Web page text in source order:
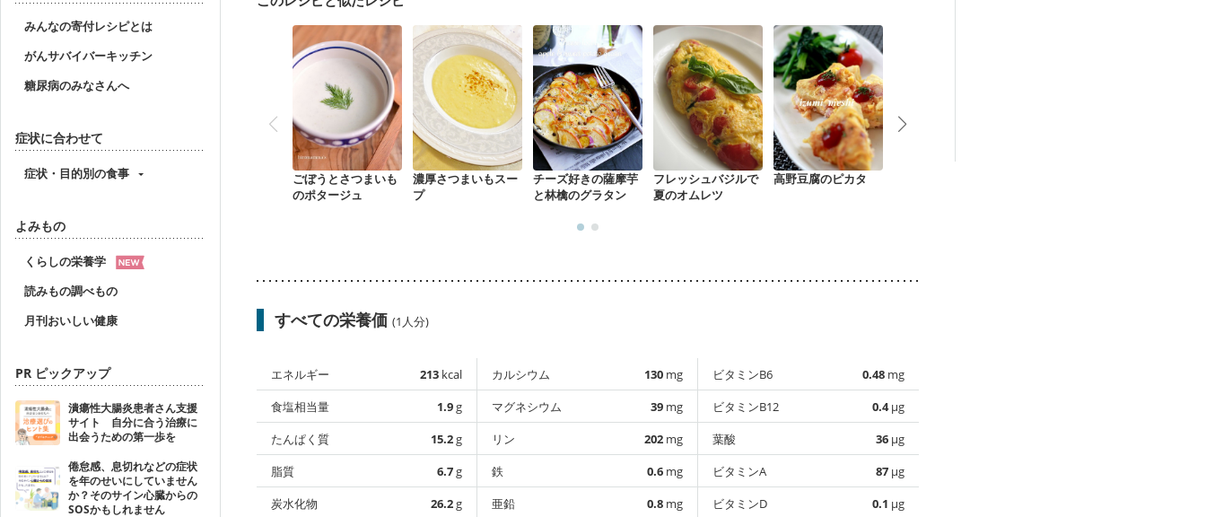
みんなの寄付レシピとは
がんサバイバーキッチン
糖尿病のみなさんへ
症状に合わせて
症状・目的別の食事
よみもの
くらしの栄養学
読みもの調べもの
月刊おいしい健康
PR ピックアップ
潰瘍性大腸炎患者さん支援
サイト 自分に合う治療に
出会うための第一歩を
倦怠感、息切れなどの症状
を年のせいにしていません
か？そのサイン心臓からの
SOSかもしれません
ごぼうとさつまいも
のポタージュ
濃厚さつまいもスー
プ
チーズ好きの薩摩芋
と林檎のグラタン
フレッシュバジルで
夏のオムレツ
高野豆腐のピカタ
すべての栄養価 (1人分)
エネルギー 213 kcal
食塩相当量
1.9g
たんぱく質
15.2g
脂質
6.7g
炭水化物
26.2g
カルシウム 130 mg
マグネシウム
39 mg
リン
202 mg
鉄
0.6 mg
亜鉛
0.8 mg
ビタミンB6 0.48 mg
ビタミンB12
0.4µg
葉酸
36 µg
ビタミンA
87 µg
ビタミンD
0.1 µg